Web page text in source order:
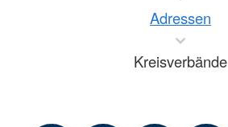
Adressen
Kreisverbände